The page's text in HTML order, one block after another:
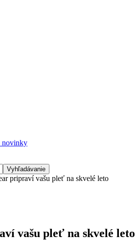
novinky
pripraví vašu pleť na skvelé leto
vašu pleť na skvelé leto